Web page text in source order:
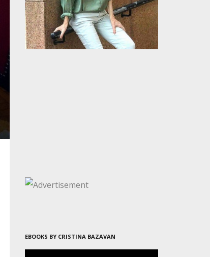
EBOOKS BY CRISTINA BAZAVAN